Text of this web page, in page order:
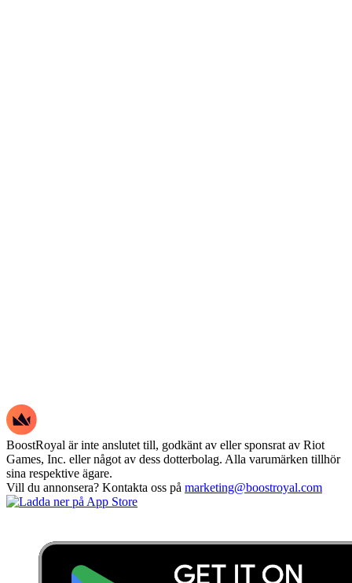
BoostRoyal är inte anslutet till, godkänt av eller sponsrat av Riot
Games, Inc. eller något av dess dotterbolag. Alla varumärken tillhör
sina respektive ägare.
Vill du annonsera? Kontakta oss på marketing@boostroyal.com